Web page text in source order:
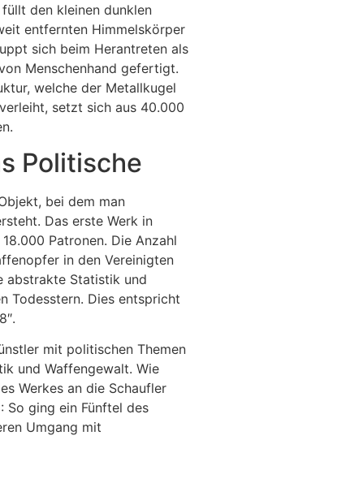
den kleinen dunklen
entfernten Himmelskörper
sich beim Herantreten als
Menschenhand gefertigt.
welche der Metallkugel
setzt sich aus 40.000
Politische
bei dem man
Das erste Werk in
Patronen. Die Anzahl
in den Vereinigten
abstrakte Statistik und
Todesstern. Dies entspricht
mit politischen Themen
und Waffengewalt. Wie
Werkes an die Schaufler
So ging ein Fünftel des
Umgang mit